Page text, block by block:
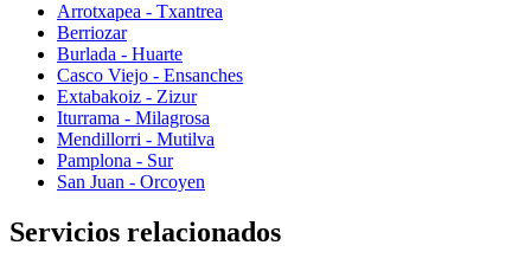
Arrotxapea - Txantrea
Berriozar
Burlada - Huarte
Casco Viejo - Ensanches
Extabakoiz - Zizur
Iturrama - Milagrosa
Mendillorri - Mutilva
Pamplona - Sur
San Juan - Orcoyen
Servicios relacionados